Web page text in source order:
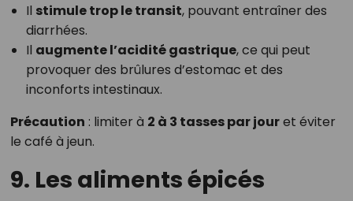
Il stimule trop le transit, pouvant entraîner des
diarrhées.
Il augmente l’acidité gastrique, ce qui peut
provoquer des brûlures d’estomac et des
inconforts intestinaux.
Précaution : limiter à 2 à 3 tasses par jouret éviter
le café à jeun.
9. Les aliments épicés